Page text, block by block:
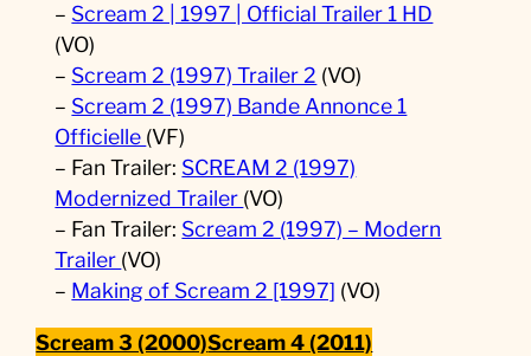
– Scream 2 | 1997 | Official Trailer 1 HD
(VO)
– Scream 2 (1997) Trailer 2 (VO)
– Scream 2 (1997) Bande Annonce 1
Officielle (VF)
– Fan Trailer: SCREAM 2 (1997)
Modernized Trailer (VO)
– Fan Trailer: Scream 2 (1997) – Modern
Trailer (VO)
– Making of Scream 2 [1997] (VO)
Scream 3 (2000)Scream 4 (2011)